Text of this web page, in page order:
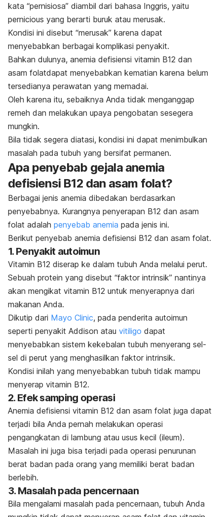
kata “pernisiosa” diambil dari bahasa Inggris, yaitu
pernicious yang berarti buruk atau merusak.
Kondisi ini disebut “merusak” karena dapat
menyebabkan berbagai komplikasi penyakit.
Bahkan dulunya, anemia defisiensi vitamin B12 dan
asam folatdapat menyebabkan kematian karena belum
tersedianya perawatan yang memadai.
Oleh karena itu, sebaiknya Anda tidak menganggap
remeh dan melakukan upaya pengobatan sesegera
mungkin.
Bila tidak segera diatasi, kondisi ini dapat menimbulkan
masalah pada tubuh yang bersifat permanen.
Apa penyebab gejala anemia
defisiensi B12 dan asam folat?
Berbagai jenis anemia dibedakan berdasarkan
penyebabnya. Kurangnya penyerapan B12 dan asam
folat adalah penyebab anemia pada jenis ini.
Berikut penyebab anemia defisiensi B12 dan asam folat.
1. Penyakit autoimun
Vitamin B12 diserap ke dalam tubuh Anda melalui perut.
Sebuah protein yang disebut “faktor intrinsik” nantinya
akan mengikat vitamin B12 untuk menyerapnya dari
makanan Anda.
Dikutip dari Mayo Clinic, pada penderita autoimun
seperti penyakit Addison atau vitiligo dapat
menyebabkan sistem kekebalan tubuh menyerang sel-
sel di perut yang menghasilkan faktor intrinsik.
Kondisi inilah yang menyebabkan tubuh tidak mampu
menyerap vitamin B12.
2. Efek samping operasi
Anemia defisiensi vitamin B12 dan asam folat juga dapat
terjadi bila Anda pernah melakukan operasi
pengangkatan di lambung atau usus kecil (ileum).
Masalah ini juga bisa terjadi pada operasi penurunan
berat badan pada orang yang memiliki berat badan
berlebih.
3. Masalah pada pencernaan
Bila mengalami masalah pada pencernaan, tubuh Anda